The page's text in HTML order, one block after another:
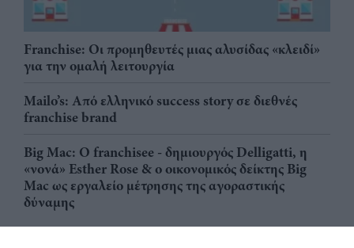
Franchise: Οι προμηθευτές μιας αλυσίδας «κλειδί»
για την ομαλή λειτουργία
Mailo’s: Από ελληνικό success story σε διεθνές
franchise brand
Big Mac: Ο franchisee - δημιουργός Delligatti, η
«νονά» Esther Rose & ο οικονομικός δείκτης Big
Mac ως εργαλείο μέτρησης της αγοραστικής
δύναμης